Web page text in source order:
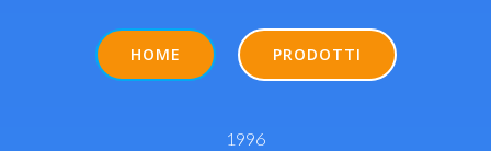
HOME PRODOTTI
1996